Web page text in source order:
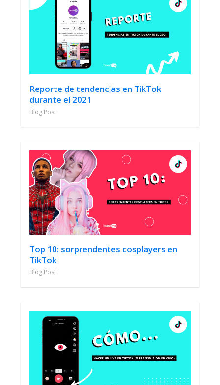
Reporte de tendencias en TikTok
durante el 2021
Blog Post
Top 10: sorprendentes cosplayers en
TikTok
Blog Post